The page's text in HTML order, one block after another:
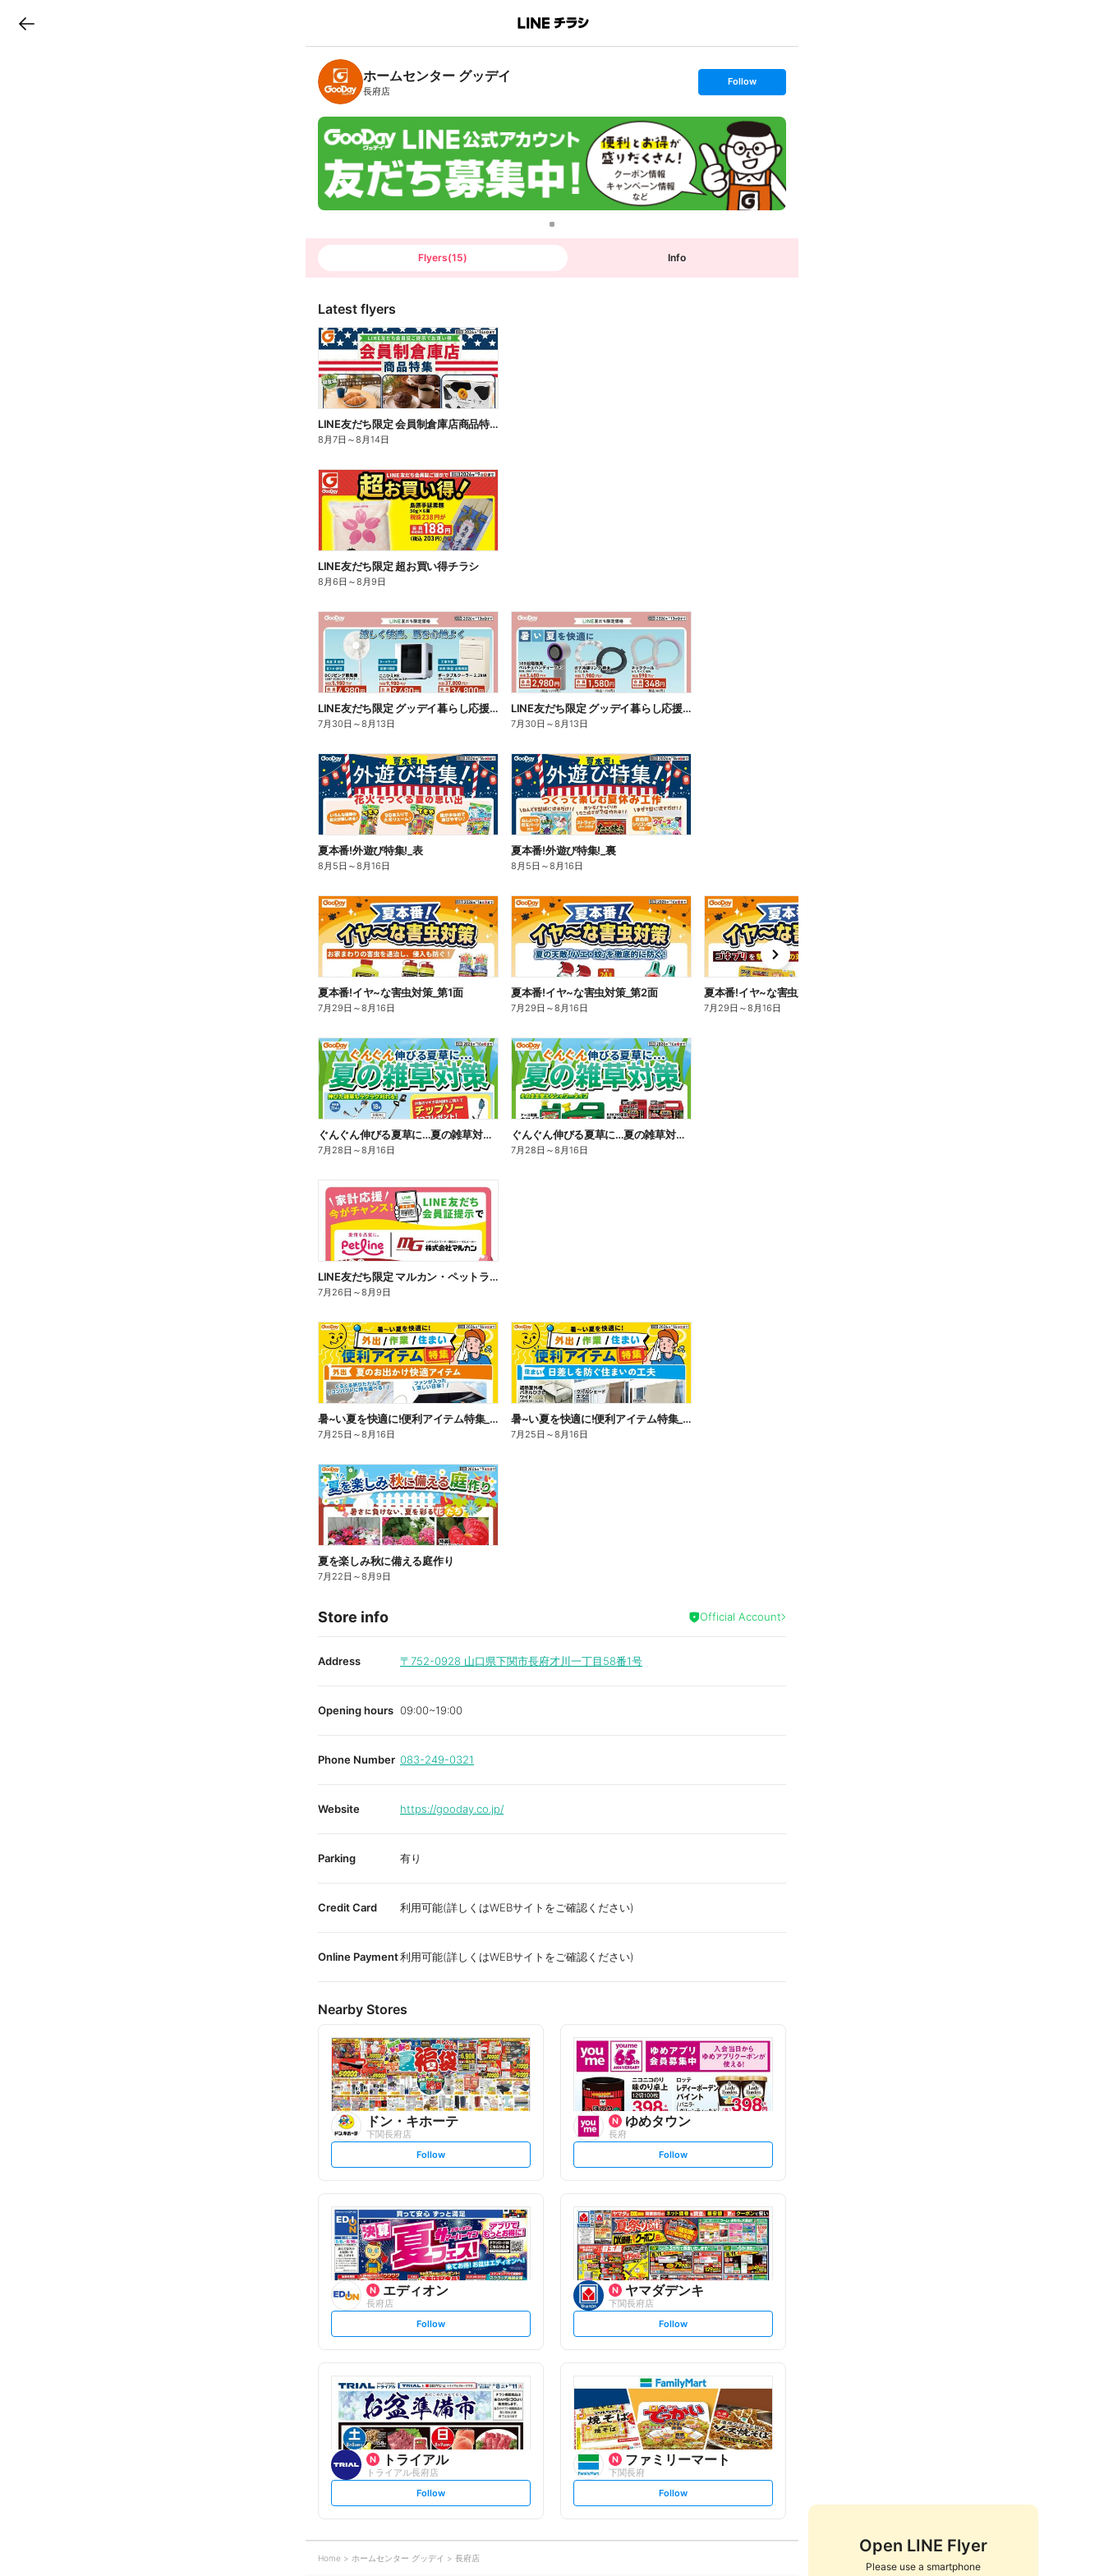
B
n
c
h
T
ホームセンター グッデイ
長府店
s
t
o
l
l
o
w
Follow
Flyers(15) Info
Latest flyers
LINE友だち限定 会員制倉庫店商品特集
8月7日 ～8月14日
LINE友だち限定 超お買い得チラシ
8月6日 ～8月9日
LINE友だち限定 グッデイ暮らし応援祭チラシ 表面
7月30日 ～8月13日
LINE友だち限定 グッデイ暮らし応援祭チラシ 裏面
7月30日 ～8月13日
夏本番!外遊び特集!_表
8月5日 ～8月16日
夏本番!外遊び特集!_裏
8月5日 ～8月16日
夏本番!イヤ~な害虫対策_第1面
7月29日 ～8月16日
夏本番!イヤ~な害虫対策_第2面
7月29日 ～8月16日
夏本番!イヤ~な害虫対策_第3面
7月29日 ～8月16日
e
x
t
ぐんぐん伸びる夏草に…夏の雑草対策_表
7月28日 ～8月16日
ぐんぐん伸びる夏草に…夏の雑草対策_裏
7月28日 ～8月16日
LINE友だち限定 マルカン・ペットライン5%OFF
7月26日 ～8月9日
暑~い夏を快適に!便利アイテム特集_表
7月25日 ～8月16日
暑~い夏を快適に!便利アイテム特集_裏
7月25日 ～8月16日
夏を楽しみ秋に備える庭作り
7月22日 ～8月9日
Store info Official Account
Address 〒752-0928 山口県下関市長府才川一丁目58番1号
Opening hours 09:00~19:00
Phone Number 083-249-0321
Website https://gooday.co.jp/
Parking 有り
Credit Card 利用可能(詳しくはWEBサイトをご確認ください)
Online Payment利用可能(詳しくはWEBサイトをご確認ください)
Nearby Stores
ドン・キホーテ
下関長府店
s
t
l
o
w
Follow
ゆめタウン
長府
s
t
l
o
w
Follow
エディオン
長府店
s
t
o
w
Follow
ヤマダデンキ
下関長府店
s
t
l
o
Follow
トライアル
トライアル長府店
s
t
o
w
Follow
ファミリーマート
下関長府
s
t
Follow
Open LINE Flyer
Please use a smartphone
Home ホームセンター グッデイ 長府店